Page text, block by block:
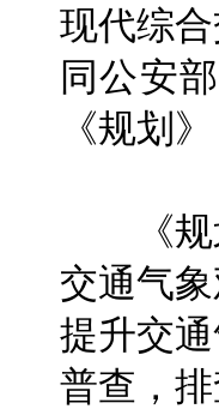
现代综
同公安
《规划
《规划
交通气
提升交
普查，